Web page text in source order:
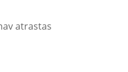
atrastas